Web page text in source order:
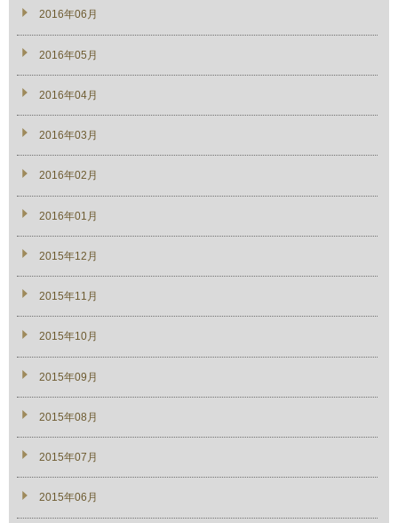
2016年06月
2016年05月
2016年04月
2016年03月
2016年02月
2016年01月
2015年12月
2015年11月
2015年10月
2015年09月
2015年08月
2015年07月
2015年06月